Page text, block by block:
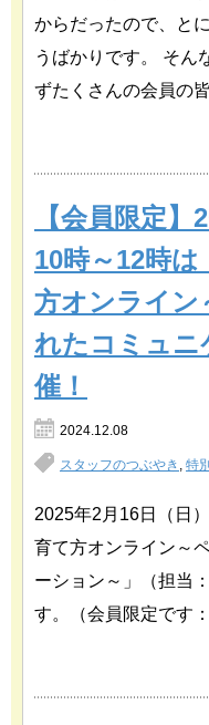
からだったので、と
うばかりです。 そん
ずたくさんの会員の
【会員限定】
10時～12時
方オンライ
れたコミュニ
催！
2024.12.08
スタッフのつぶやき , 特
2025年2月16日（日
育て方オンライン～
ーション～」（担当
す。（会員限定です